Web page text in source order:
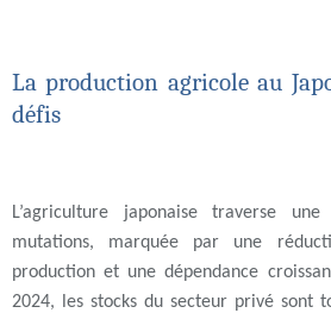
La production agricole au
défis
L’agriculture japonaise traverse
mutations, marquée par une
production et une dépendance
2024, les stocks du secteur privé sont